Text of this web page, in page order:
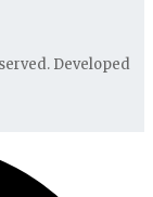
Developed